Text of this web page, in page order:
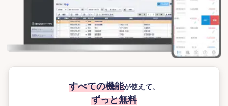
すべての機能が使えて、
ずっと無料